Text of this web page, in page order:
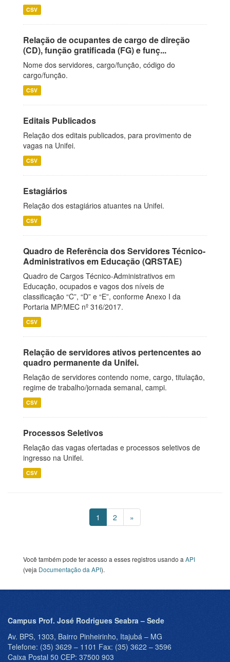
CSV
Relação de ocupantes de cargo de direção
(CD), função gratificada (FG) e funç...
Nome dos servidores, cargo/função, código do
cargo/função.
CSV
Editais Publicados
Relação dos editais publicados, para provimento de
vagas na Unifei.
CSV
Estagiários
Relação dos estagiários atuantes na Unifei.
CSV
Quadro de Referência dos Servidores Técnico-
Administrativos em Educação (QRSTAE)
Quadro de Cargos Técnico-Administrativos em
Educação, ocupados e vagos dos níveis de
classificação “C”, “D” e “E”, conforme Anexo I da
Portaria MP/MEC nº 316/2017.
CSV
Relação de servidores ativos pertencentes ao
quadro permanente da Unifei.
Relação de servidores contendo nome, cargo, titulação,
regime de trabalho/jornada semanal, campi.
CSV
Processos Seletivos
Relação das vagas ofertadas e processos seletivos de
ingresso na Unifei.
CSV
1 2 »
Você também pode ter acesso a esses registros usando a API
(veja Documentação da API).
Campus Prof. José Rodrigues Seabra – Sede
Av. BPS, 1303, Bairro Pinheirinho, Itajubá – MG
Telefone: (35) 3629 – 1101 Fax: (35) 3622 – 3596
Caixa Postal 50 CEP: 37500 903